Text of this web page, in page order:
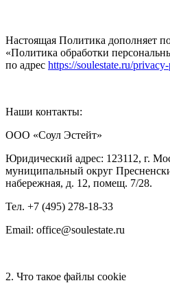
Настоящая Политика дополняет
«Политика обработки
по адрес https://soulestate.ru/
Наши контакты:
ООО «Соул Эстейт»
Юридический адрес: 123112, г.
муниципальный округ
набережная, д. 12, помещ. 7/28.
Тел. +7 (495) 278-18-33
Email: office@soulestate.ru
2. Что такое файлы cookie